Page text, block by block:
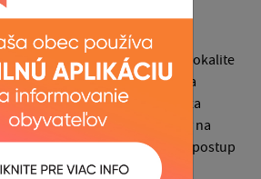
s pitnou vodou v tejto lokalite
ochrana vodného zdroja) a
k nej pre celú komunitu za
vytvoria sa predpoklady na
do domácnosti, zjednoduší sa postup
obydlí.